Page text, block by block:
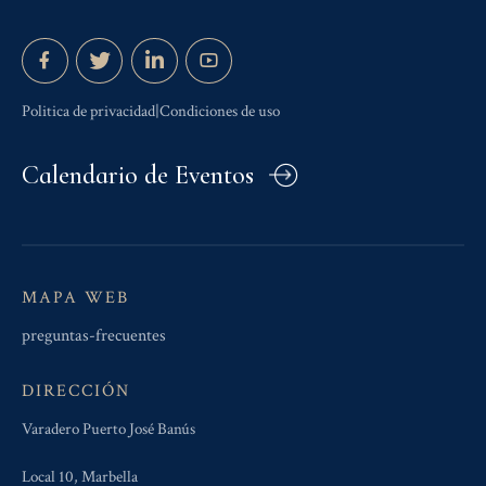
Politica de privacidad|Condiciones de uso
Calendario de Eventos
MAPA WEB
preguntas-frecuentes
DIRECCIÓN
Varadero Puerto José Banús
Local 10, Marbella